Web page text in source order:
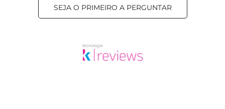
SEJA O PRIMEIRO A PERGUNTAR